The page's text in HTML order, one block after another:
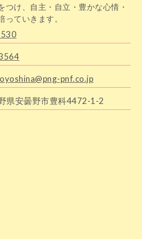
つけ、自主・自立・豊かな心情・
っていきます。
pnf.co.jp
県安曇野市豊科4472-1-2